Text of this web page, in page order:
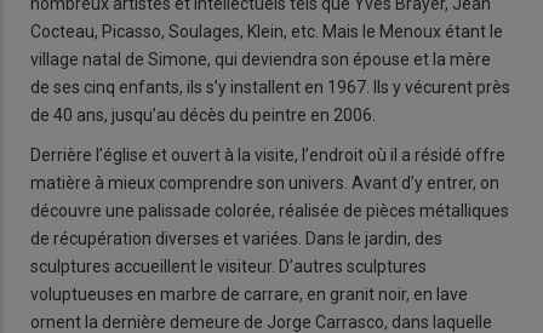
Cocteau, Picasso, Soulages, Klein, etc. Mais le Menoux étant le
village natal de Simone, qui deviendra son épouse et la mère
de ses cinq enfants, ils s’y installent en 1967. Ils y vécurent près
de 40 ans, jusqu’au décès du peintre en 2006.
Derrière l’église et ouvert à la visite, l’endroit où il a résidé offre
matière à mieux comprendre son univers. Avant d’y entrer, on
découvre une palissade colorée, réalisée de pièces métalliques
de récupération diverses et variées. Dans le jardin, des
sculptures accueillent le visiteur. D’autres sculptures
voluptueuses en marbre de carrare, en granit noir, en lave
ornent la dernière demeure de Jorge Carrasco, dans laquelle